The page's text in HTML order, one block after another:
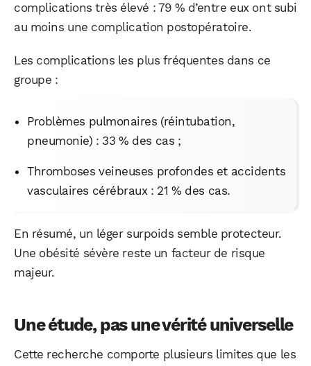
complications très élevé : 79 % d’entre eux ont subi
au moins une complication postopératoire.
Les complications les plus fréquentes dans ce
groupe :
Problèmes pulmonaires (réintubation,
pneumonie) : 33 % des cas ;
Thromboses veineuses profondes et accidents
vasculaires cérébraux : 21 % des cas.
En résumé, un léger surpoids semble protecteur.
Une obésité sévère reste un facteur de risque
majeur.
Une étude, pas une vérité universelle
Cette recherche comporte plusieurs limites que les